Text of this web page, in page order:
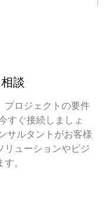
談
プロジェクトの要件
すぐ接続しましょ
サルタントがお客様
リューションやビジ
。